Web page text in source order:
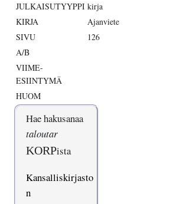
JULKAISUTYYPPI kirja
KIRJA
Ajanviete
SIVU
126
A/B
VIIME-
ESIINTYMÄ
HUOM
Hae hakusanaa
taloutar
KORPista
Kansalliskirjasto
n